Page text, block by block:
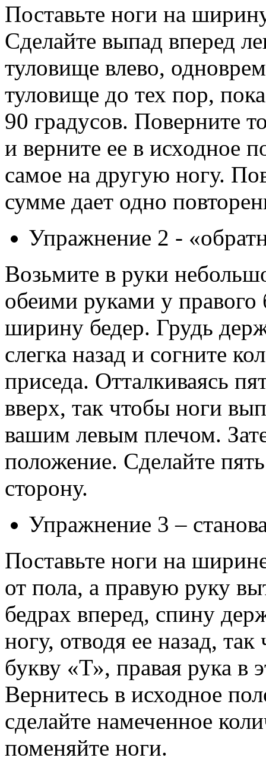
Поставьте ноги на
Сделайте выпад вперед
туловище влево,
туловище до тех пор,
90 градусов. Поверните
и верните ее в исходное
самое на другую ногу.
сумме дает одно
Упражнение 2 -
Возьмите в руки
обеими руками у правого
ширину бедер. Грудь
слегка назад и согните
приседа. Отталкиваясь
вверх, так чтобы ноги
вашим левым плечом.
положение. Сделайте
сторону.
Упражнение 3 –
Поставьте ноги на
от пола, а правую руку
бедрах вперед, спину
ногу, отводя ее назад,
букву «Т», правая рука в
Вернитесь в исходное
сделайте намеченное
поменяйте ноги.